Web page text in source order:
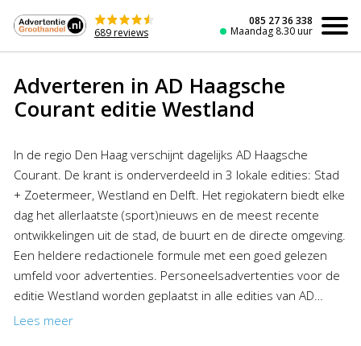
de
inhoud
689 reviews
085 27 36 338
Maandag 8.30 uur
Adverteren in AD Haagsche
Courant editie Westland
In de regio Den Haag verschijnt dagelijks AD Haagsche
Courant. De krant is onderverdeeld in 3 lokale edities: Stad
+ Zoetermeer, Westland en Delft. Het regiokatern biedt elke
dag het allerlaatste (sport)nieuws en de meest recente
ontwikkelingen uit de stad, de buurt en de directe omgeving.
Een heldere redactionele formule met een goed gelezen
umfeld voor advertenties. Personeelsadvertenties voor de
editie Westland worden geplaatst in alle edities van AD
Haagsche Courant. Familieberichten worden tevens
Lees meer